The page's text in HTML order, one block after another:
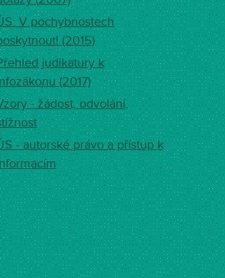
V pochybnostech
(2015)
judikatury k
(2017)
- žádost, odvolání,
- autorské právo a přístup k